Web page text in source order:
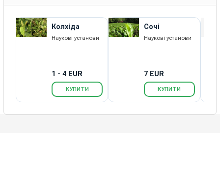
Колхіда
Наукові установи
1 - 4 EUR
КУПИТИ
Сочі
Наукові установи
7 EUR
КУПИТИ